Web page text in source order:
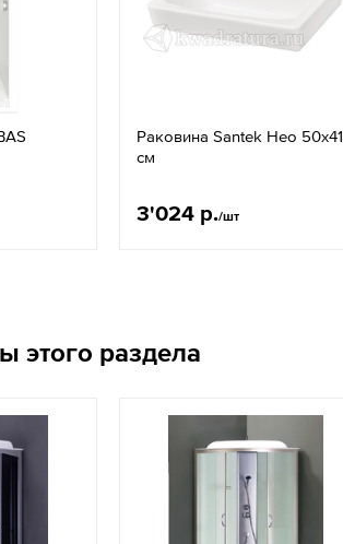
Раковина Santek Нео 50x41
см
3'024 р./шт
этого раздела